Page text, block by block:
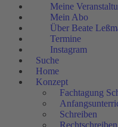
Meine
Mein Abo
Über Beate
Termine
Instagram
Suche
Home
Konzept
Fachtagung
Schreiben
Rechtschreiben